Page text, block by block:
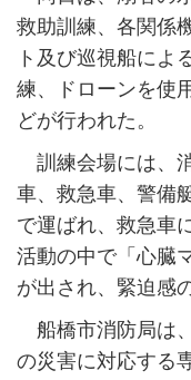
救助訓練、各関係
ト及び巡視船によ
練、ドローンを使
どが行われた。
訓練会場には、
車、救急車、警備
で運ばれ、救急車
活動の中で「心臓
が出され、緊迫感
船橋市消防局は
の災害に対応する